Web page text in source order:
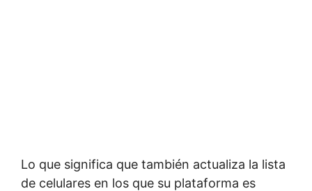
Lo que significa que también actualiza la lista
de celulares en los que su plataforma es